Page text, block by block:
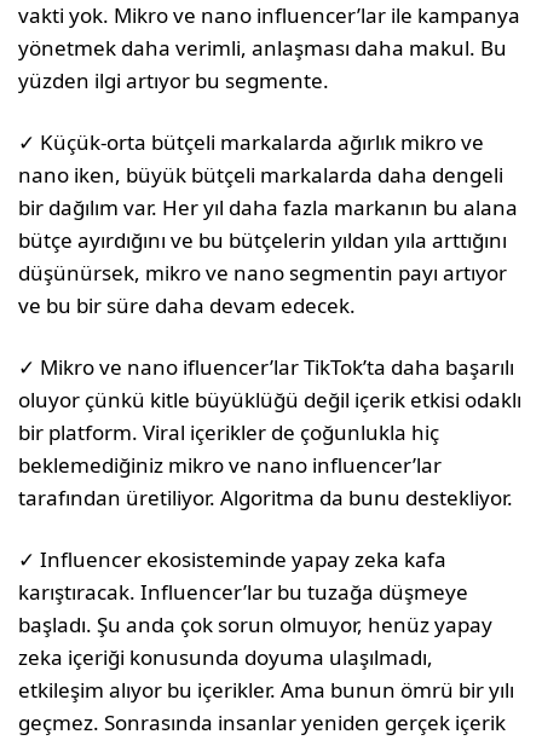
vakti yok. Mikro ve nano influencer’lar ile kampanya
yönetmek daha verimli, anlaşması daha makul. Bu
yüzden ilgi artıyor bu segmente.
✓ Küçük-orta bütçeli markalarda ağırlık mikro ve
nano iken, büyük bütçeli markalarda daha dengeli
bir dağılım var. Her yıl daha fazla markanın bu alana
bütçe ayırdığını ve bu bütçelerin yıldan yıla arttığını
düşünürsek, mikro ve nano segmentin payı artıyor
ve bu bir süre daha devam edecek.
✓ Mikro ve nano ifluencer’lar TikTok’ta daha başarılı
oluyor çünkü kitle büyüklüğü değil içerik etkisi odaklı
bir platform. Viral içerikler de çoğunlukla hiç
beklemediğiniz mikro ve nano influencer’lar
tarafından üretiliyor. Algoritma da bunu destekliyor.
✓ Influencer ekosisteminde yapay zeka kafa
karıştıracak. Influencer’lar bu tuzağa düşmeye
başladı. Şu anda çok sorun olmuyor, henüz yapay
zeka içeriği konusunda doyuma ulaşılmadı,
etkileşim alıyor bu içerikler. Ama bunun ömrü bir yılı
geçmez. Sonrasında insanlar yeniden gerçek içerik